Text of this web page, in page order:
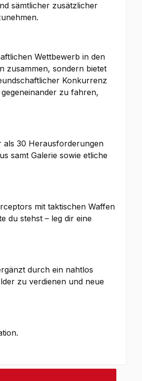
sämtlicher zusätzlicher
Wettbewerb in den
zusammen, sondern bietet
Konkurrenz
zu fahren,
als 30 Herausforderungen
samt Galerie sowie etliche
mit taktischen Waffen
du stehst – leg dir eine
durch ein nahtlos
zu verdienen und neue